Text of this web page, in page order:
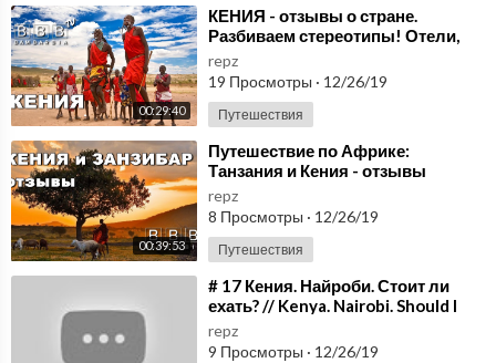
00:29:40
⁣КЕНИЯ - отзывы о стране.
Разбиваем стереотипы! Отели,
пляжи, сафари. Чартер из Киева в
Кению
repz
19 Просмотры · 12/26/19
Путешествия
00:39:53
⁣Путешествие по Африке:
Танзания и Кения - отзывы
repz
8 Просмотры · 12/26/19
Путешествия
⁣# 17 Кения. Найроби. Стоит ли
ехать? // Kenya. Nairobi. Should I
go?
repz
9 Просмотры · 12/26/19